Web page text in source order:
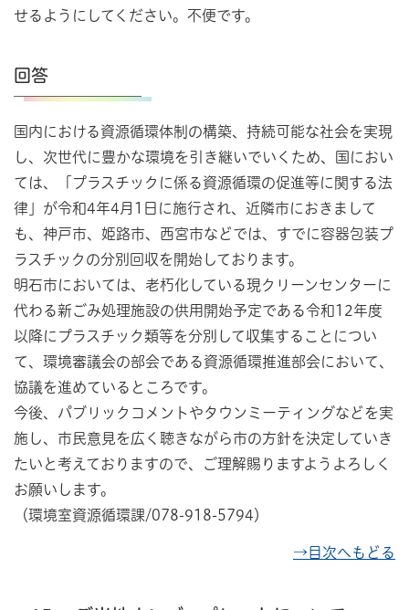
せるようにしてください。不便です。
回答
国内における資源循環体制の構築、持続可能な社会を実現
し、次世代に豊かな環境を引き継いでいくため、国におい
ては、「プラスチックに係る資源循環の促進等に関する法
律」が令和4年4月1日に施行され、近隣市におきまして
も、神戸市、姫路市、西宮市などでは、すでに容器包装プ
ラスチックの分別回収を開始しております。
明石市においては、老朽化している現クリーンセンターに
代わる新ごみ処理施設の供用開始予定である令和12年度
以降にプラスチック類等を分別して収集することについ
て、環境審議会の部会である資源循環推進部会において、
協議を進めているところです。
今後、パブリックコメントやタウンミーティングなどを実
施し、市民意見を広く聴きながら市の方針を決定していき
たいと考えておりますので、ご理解賜りますようよろしく
お願いします。
（環境室資源循環課/078-918-5794）
→目次へもどる